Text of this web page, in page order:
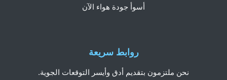
روابط سريعة
نحن ملتزمون بتقديم أدق وأيسر التوقعات الجوية.
أسوأ جودة هواء الآن